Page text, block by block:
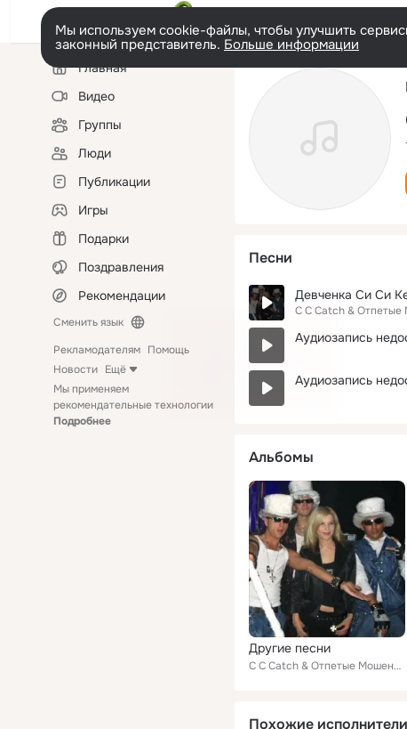
Мы используем cookie-файлы, чтобы улучшить
законный представитель. Больше информации
Левая
колонкаГлавная
Видео
Группы
Люди
Публикации
Игры
Подарки
Поздравления
Рекомендации
Сменить язык
Рекламодателям Помощь
Новости Ещё
Мы применяем
рекомендательные технологии
Подробнее
Песни
Девченка Си Си
C C Catch &
Аудиозапись
Аудиозапись
Альбомы
Другие песни
C C Catch & Отпетые Мошенники
Похожие исполнители